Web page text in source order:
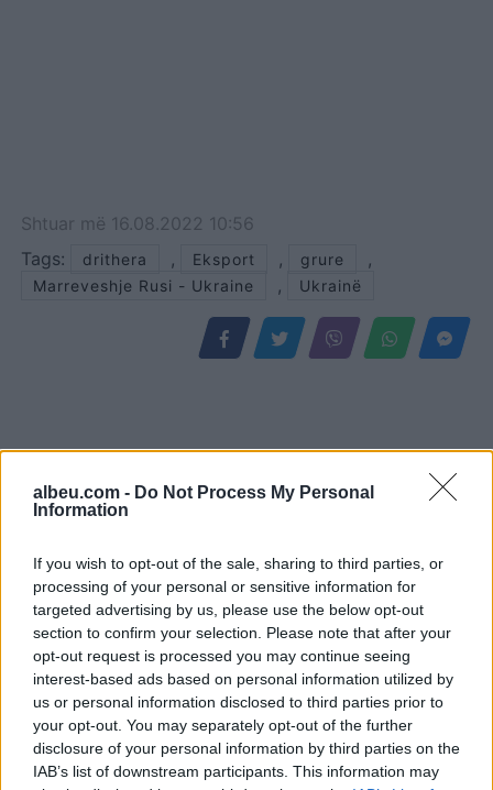
albeu.com - Do Not Process My Personal
Information
If you wish to opt-out of the sale, sharing to third parties, or
processing of your personal or sensitive information for
targeted advertising by us, please use the below opt-out
section to confirm your selection. Please note that after your
opt-out request is processed you may continue seeing
interest-based ads based on personal information utilized by
us or personal information disclosed to third parties prior to
your opt-out. You may separately opt-out of the further
disclosure of your personal information by third parties on the
IAB’s list of downstream participants. This information may
Shtuar më 16.08.2022 10:56
Tags:
drithera , Eksport , grure ,
Marreveshje Rusi - Ukraine , Ukrainë
Ankaraja u kërkon
Moskës dhe Kievit
armëpushim në Detin e Zi
Zelensky paralajmëron:
Rusia mund të presë deri
në 50 mijë trupa nga
Koreja e Veriut